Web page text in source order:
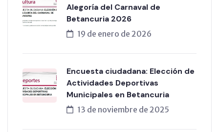
Alegoría del Carnaval de
Betancuria 2026
19 de enero de 2026
Encuesta ciudadana: Elección de
Actividades Deportivas
Municipales en Betancuria
13 de noviembre de 2025